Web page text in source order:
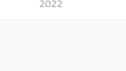
2022